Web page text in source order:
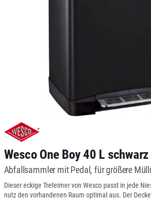
Wesco One Boy 40 L
Abfallsammler mit Pedal, für größere
Dieser eckige Treteimer von Wesco passt in jede
nutz den vorhandenen Raum optimal aus. Der